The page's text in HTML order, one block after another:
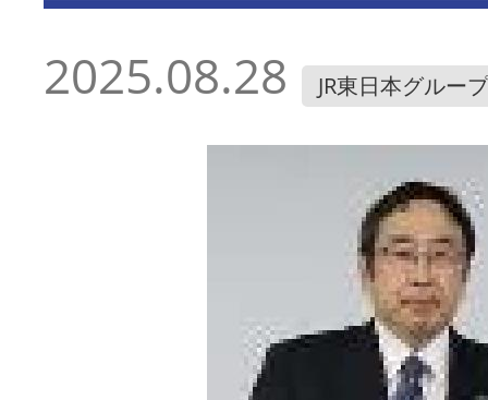
2025.08.28 JR東日本グループ